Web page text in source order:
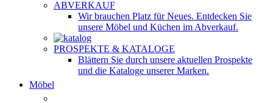
ABVERKAUF
Wir brauchen Platz für Neues. Entdecken Sie
unsere Möbel und Küchen im Abverkauf.
PROSPEKTE & KATALOGE
Blättern Sie durch unsere aktuellen Prospekte
und die Kataloge unserer Marken.
Möbel